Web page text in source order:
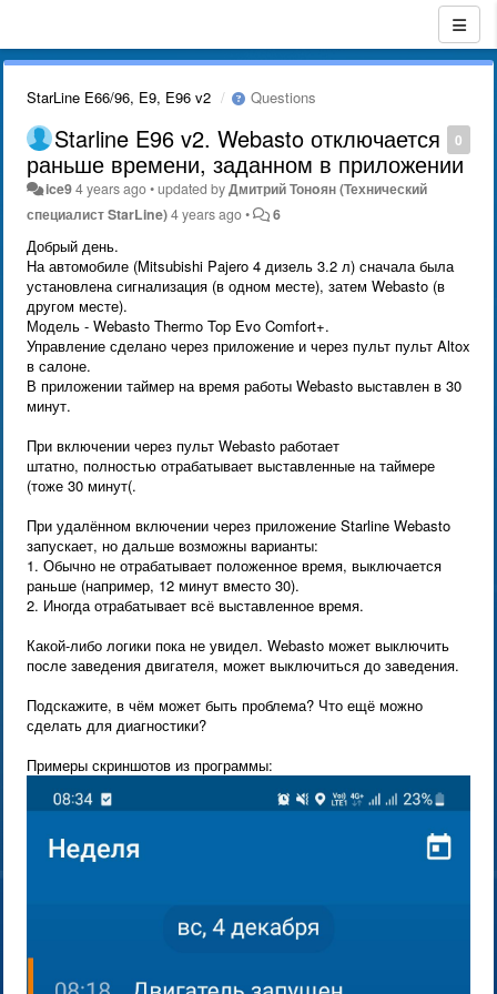
StarLine E66/96, E9, E96 v2 Questions
0
Starline E96 v2. Webasto отключается
раньше времени, заданном в приложении
ice94 years ago•updated byДмитрий Тонoян (Технический
специалист StarLine)4 years ago• 6
Добрый день.
На автомобиле (Mitsubishi Pajero 4 дизель 3.2 л) сначала была
установлена сигнализация (в одном месте), затем Webasto (в
другом месте).
Модель - Webasto Thermo Top Evo Comfort+.
Управление сделано через приложение и через пульт пульт Altox
в салоне.
В приложении таймер на время работы Webasto выставлен в 30
минут.
При включении через пульт Webasto работает
штатно, полностью отрабатывает выставленные на таймере
(тоже 30 минут(.
При удалённом включении через приложение Starline Webasto
запускает, но дальше возможны варианты:
1. Обычно не отрабатывает положенное время, выключается
раньше (например, 12 минут вместо 30).
2. Иногда отрабатывает всё выставленное время.
Какой-либо логики пока не увидел. Webasto может выключить
после заведения двигателя, может выключиться до заведения.
Подскажите, в чём может быть проблема? Что ещё можно
сделать для диагностики?
Примеры скриншотов из программы: